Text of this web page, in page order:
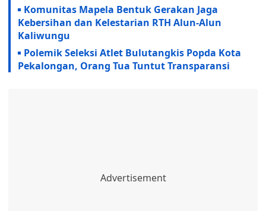
Komunitas Mapela Bentuk Gerakan Jaga
Kebersihan dan Kelestarian RTH Alun-Alun
Kaliwungu
Polemik Seleksi Atlet Bulutangkis Popda Kota
Pekalongan, Orang Tua Tuntut Transparansi